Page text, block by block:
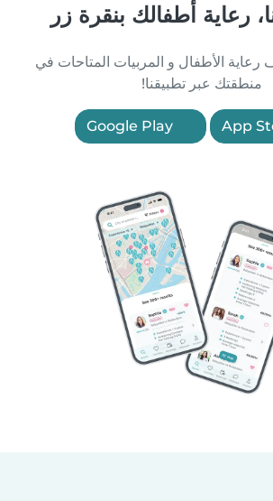
رعاية أطفالك بنقرة زر
الأطفال و المربيات المتاحات في
منطقتك عبر تطبيقنا!